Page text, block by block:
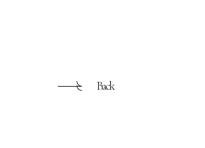
Back